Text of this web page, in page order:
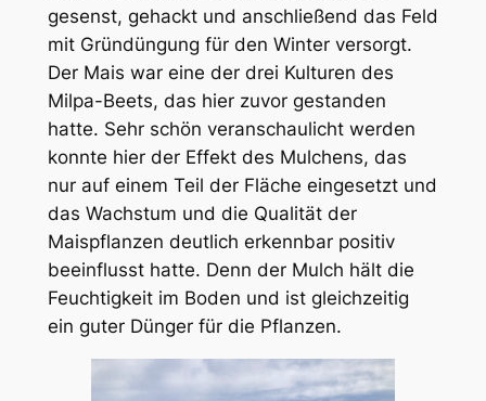
gesenst, gehackt und anschließend das Feld
mit Gründüngung für den Winter versorgt.
Der Mais war eine der drei Kulturen des
Milpa-Beets, das hier zuvor gestanden
hatte. Sehr schön veranschaulicht werden
konnte hier der Effekt des Mulchens, das
nur auf einem Teil der Fläche eingesetzt und
das Wachstum und die Qualität der
Maispflanzen deutlich erkennbar positiv
beeinflusst hatte. Denn der Mulch hält die
Feuchtigkeit im Boden und ist gleichzeitig
ein guter Dünger für die Pflanzen.